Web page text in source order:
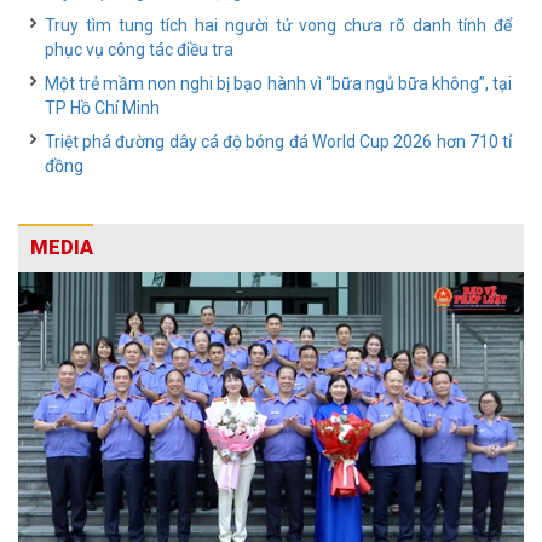
Truy tìm tung tích hai người tử vong chưa rõ danh tính để
phục vụ công tác điều tra
Một trẻ mầm non nghi bị bạo hành vì “bữa ngủ bữa không”, tại
TP Hồ Chí Minh
Triệt phá đường dây cá độ bóng đá World Cup 2026 hơn 710 tỉ
đồng
MEDIA